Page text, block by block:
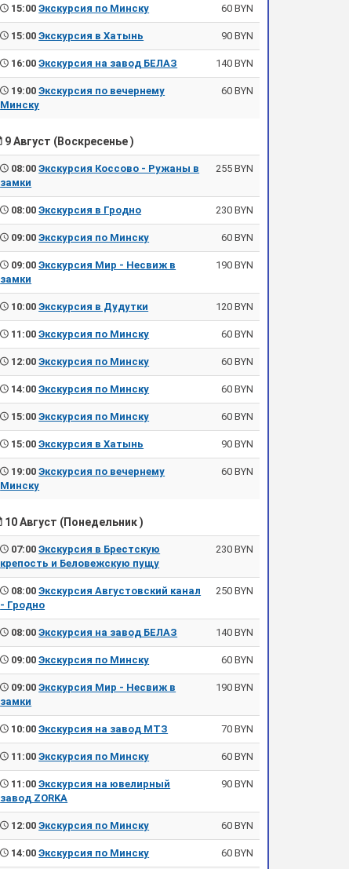
15:00Экскурсия по Минску 60 BYN
15:00Экскурсия в Хатынь 90 BYN
16:00Экскурсия на завод БЕЛАЗ 140 BYN
19:00Экскурсия по вечернему
Минску
60 BYN
9 Август (Воскресенье )
08:00Экскурсия Коссово - Ружаны в
замки
255 BYN
08:00Экскурсия в Гродно 230 BYN
09:00Экскурсия по Минску 60 BYN
09:00Экскурсия Мир - Несвиж в
замки
190 BYN
10:00Экскурсия в Дудутки 120 BYN
11:00Экскурсия по Минску 60 BYN
12:00Экскурсия по Минску 60 BYN
14:00Экскурсия по Минску 60 BYN
15:00Экскурсия по Минску 60 BYN
15:00Экскурсия в Хатынь 90 BYN
19:00Экскурсия по вечернему
Минску
60 BYN
10 Август (Понедельник )
07:00Экскурсия в Брестскую
крепость и Беловежскую пущу
230 BYN
08:00Экскурсия Августовский канал
- Гродно
250 BYN
08:00Экскурсия на завод БЕЛАЗ 140 BYN
09:00Экскурсия по Минску 60 BYN
09:00Экскурсия Мир - Несвиж в
замки
190 BYN
10:00Экскурсия на завод МТЗ 70 BYN
11:00Экскурсия по Минску 60 BYN
11:00Экскурсия на ювелирный
завод ZORKA
90 BYN
12:00Экскурсия по Минску 60 BYN
14:00Экскурсия по Минску 60 BYN